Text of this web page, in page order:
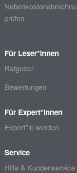
prüfen
Für Leser*innen
Ratgeber
Bewertungen
Für Expert*innen
Expert*in werden
Service
Hilfe & Kundenservice